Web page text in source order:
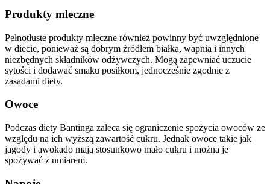
Produkty mleczne
Pełnotłuste produkty mleczne również powinny być uwzględnione
w diecie, ponieważ są dobrym źródłem białka, wapnia i innych
niezbędnych składników odżywczych. Mogą zapewniać uczucie
sytości i dodawać smaku posiłkom, jednocześnie zgodnie z
zasadami diety.
Owoce
Podczas diety Bantinga zaleca się ograniczenie spożycia owoców ze
względu na ich wyższą zawartość cukru. Jednak owoce takie jak
jagody i awokado mają stosunkowo mało cukru i można je
spożywać z umiarem.